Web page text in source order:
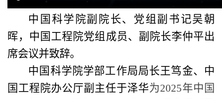
中国科学院副院长、党组副书记吴朝
晖，中国工程院党组成员、副院长李仲平出
席会议并致辞。
中国科学院学部工作局局长王笃金、中
国工程院办公厅副主任于泽华为2025年中国